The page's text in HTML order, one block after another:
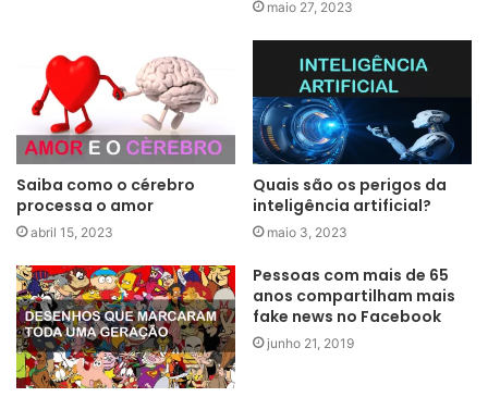
maio 27, 2023
Saiba como o cérebro
processa o amor
abril 15, 2023
Quais são os perigos da
inteligência artificial?
maio 3, 2023
Pessoas com mais de 65
anos compartilham mais
fake news no Facebook
junho 21, 2019